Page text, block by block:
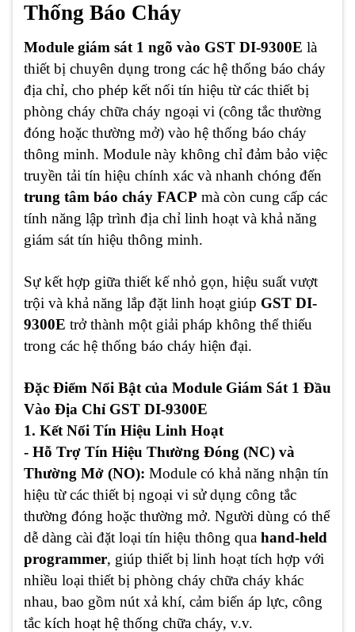
Thống Báo Cháy
Module giám sát 1 ngõ vào GST DI-9300E là
thiết bị chuyên dụng trong các hệ thống báo cháy
địa chỉ, cho phép kết nối tín hiệu từ các thiết bị
phòng cháy chữa cháy ngoại vi (công tắc thường
đóng hoặc thường mở) vào hệ thống báo cháy
thông minh. Module này không chỉ đảm bảo việc
truyền tải tín hiệu chính xác và nhanh chóng đến
trung tâm báo cháy FACP mà còn cung cấp các
tính năng lập trình địa chỉ linh hoạt và khả năng
giám sát tín hiệu thông minh.
Sự kết hợp giữa thiết kế nhỏ gọn, hiệu suất vượt
trội và khả năng lắp đặt linh hoạt giúp GST DI-
9300E trở thành một giải pháp không thể thiếu
trong các hệ thống báo cháy hiện đại.
Đặc Điểm Nổi Bật của Module Giám Sát 1 Đầu
Vào Địa Chỉ GST DI-9300E
1. Kết Nối Tín Hiệu Linh Hoạt
- Hỗ Trợ Tín Hiệu Thường Đóng (NC) và
Thường Mở (NO): Module có khả năng nhận tín
hiệu từ các thiết bị ngoại vi sử dụng công tắc
thường đóng hoặc thường mở. Người dùng có thể
dễ dàng cài đặt loại tín hiệu thông qua hand-held
programmer, giúp thiết bị linh hoạt tích hợp với
nhiều loại thiết bị phòng cháy chữa cháy khác
nhau, bao gồm nút xả khí, cảm biến áp lực, công
tắc kích hoạt hệ thống chữa cháy, v.v.